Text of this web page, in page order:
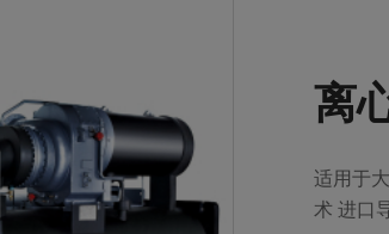
离
适用于
术 进口